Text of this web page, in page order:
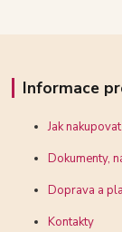
Informace
Jak nakupovat
Dokumenty,
Doprava a
Kontakty